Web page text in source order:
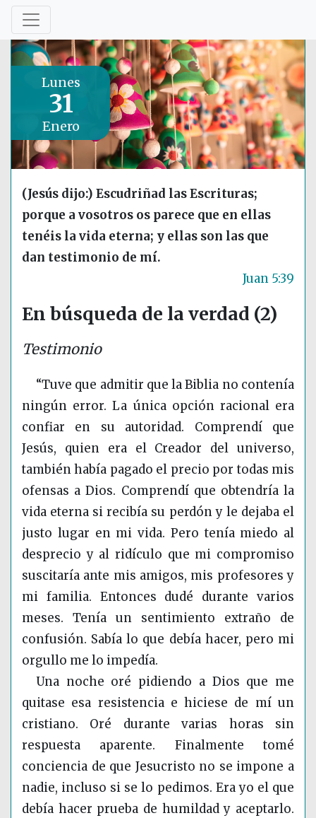
Lunes
31
Enero
(Jesús dijo:) Escudriñad las Escrituras;
porque a vosotros os parece que en ellas
tenéis la vida eterna; y ellas son las que
dan testimonio de mí.
Juan 5:39
En búsqueda de la verdad (2)
Testimonio
“Tuve que admitir que la Biblia no contenía
ningún error. La única opción racional era
confiar en su autoridad. Comprendí que
Jesús, quien era el Creador del universo,
también había pagado el precio por todas mis
ofensas a Dios. Comprendí que obtendría la
vida eterna si recibía su perdón y le dejaba el
justo lugar en mi vida. Pero tenía miedo al
desprecio y al ridículo que mi compromiso
suscitaría ante mis amigos, mis profesores y
mi familia. Entonces dudé durante varios
meses. Tenía un sentimiento extraño de
confusión. Sabía lo que debía hacer, pero mi
orgullo me lo impedía.
Una noche oré pidiendo a Dios que me
quitase esa resistencia e hiciese de mí un
cristiano. Oré durante varias horas sin
respuesta aparente. Finalmente tomé
conciencia de que Jesucristo no se impone a
nadie, incluso si se lo pedimos. Era yo el que
debía hacer prueba de humildad y aceptarlo.